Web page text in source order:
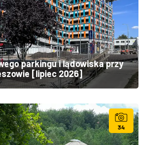
parkingu i lądowiska przy
[lipiec 2026]
34